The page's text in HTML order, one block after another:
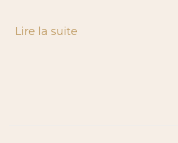
Lire la suite